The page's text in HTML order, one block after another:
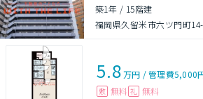
築1年 / 15階建
福岡県久留米市六ツ門町
5.8万円 /管理費5,000
敷 無料 礼 無料